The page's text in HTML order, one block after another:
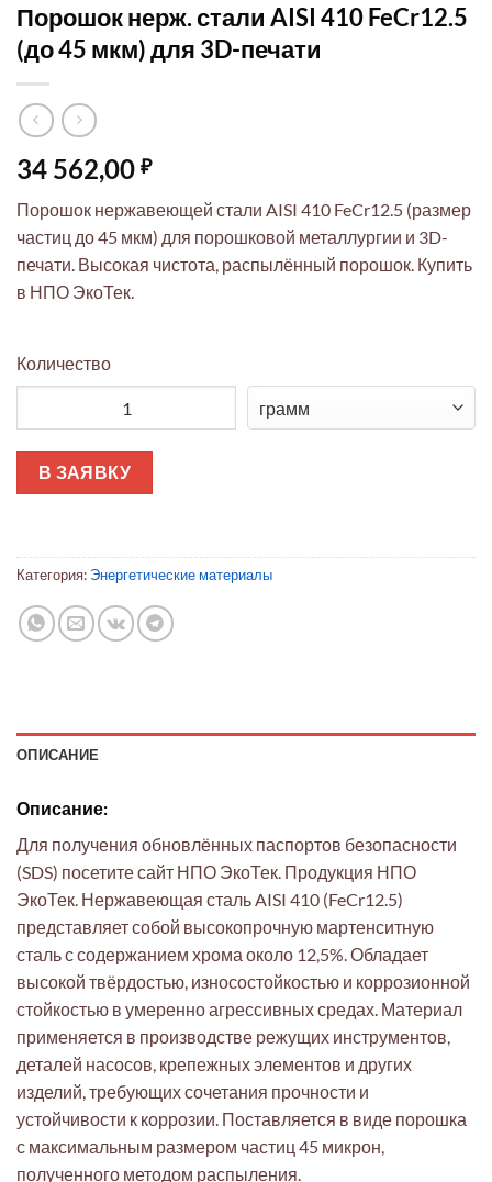
Порошок нерж. стали AISI 410 FeCr12.5
(до 45 мкм) для 3D-печати
34 562,00 ₽
Порошок нержавеющей стали AISI 410 FeCr12.5 (размер
частиц до 45 мкм) для порошковой металлургии и 3D-
печати. Высокая чистота, распылённый порошок. Купить
в НПО ЭкоТек.
Количество
В ЗАЯВКУ
Категория: Энергетические материалы
ОПИСАНИЕ
Описание:
Для получения обновлённых паспортов безопасности
(SDS) посетите сайт НПО ЭкоТек. Продукция НПО
ЭкоТек. Нержавеющая сталь AISI 410 (FeCr12.5)
представляет собой высокопрочную мартенситную
сталь с содержанием хрома около 12,5%. Обладает
высокой твёрдостью, износостойкостью и коррозионной
стойкостью в умеренно агрессивных средах. Материал
применяется в производстве режущих инструментов,
деталей насосов, крепежных элементов и других
изделий, требующих сочетания прочности и
устойчивости к коррозии. Поставляется в виде порошка
с максимальным размером частиц 45 микрон,
полученного методом распыления.